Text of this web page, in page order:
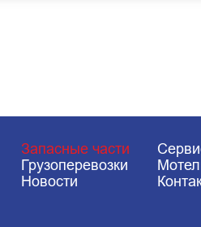
Запасные части
Грузоперевозки
Новости